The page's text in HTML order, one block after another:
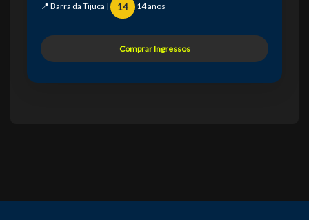
📍 Barra da Tijuca | 14 14 anos
Comprar Ingressos